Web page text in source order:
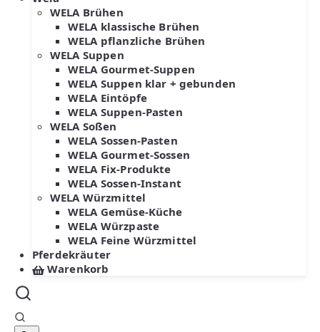
WELA Brühen
WELA klassische Brühen
WELA pflanzliche Brühen
WELA Suppen
WELA Gourmet-Suppen
WELA Suppen klar + gebunden
WELA Eintöpfe
WELA Suppen-Pasten
WELA Soßen
WELA Sossen-Pasten
WELA Gourmet-Sossen
WELA Fix-Produkte
WELA Sossen-Instant
WELA Würzmittel
WELA Gemüse-Küche
WELA Würzpaste
WELA Feine Würzmittel
Pferdekräuter
Warenkorb